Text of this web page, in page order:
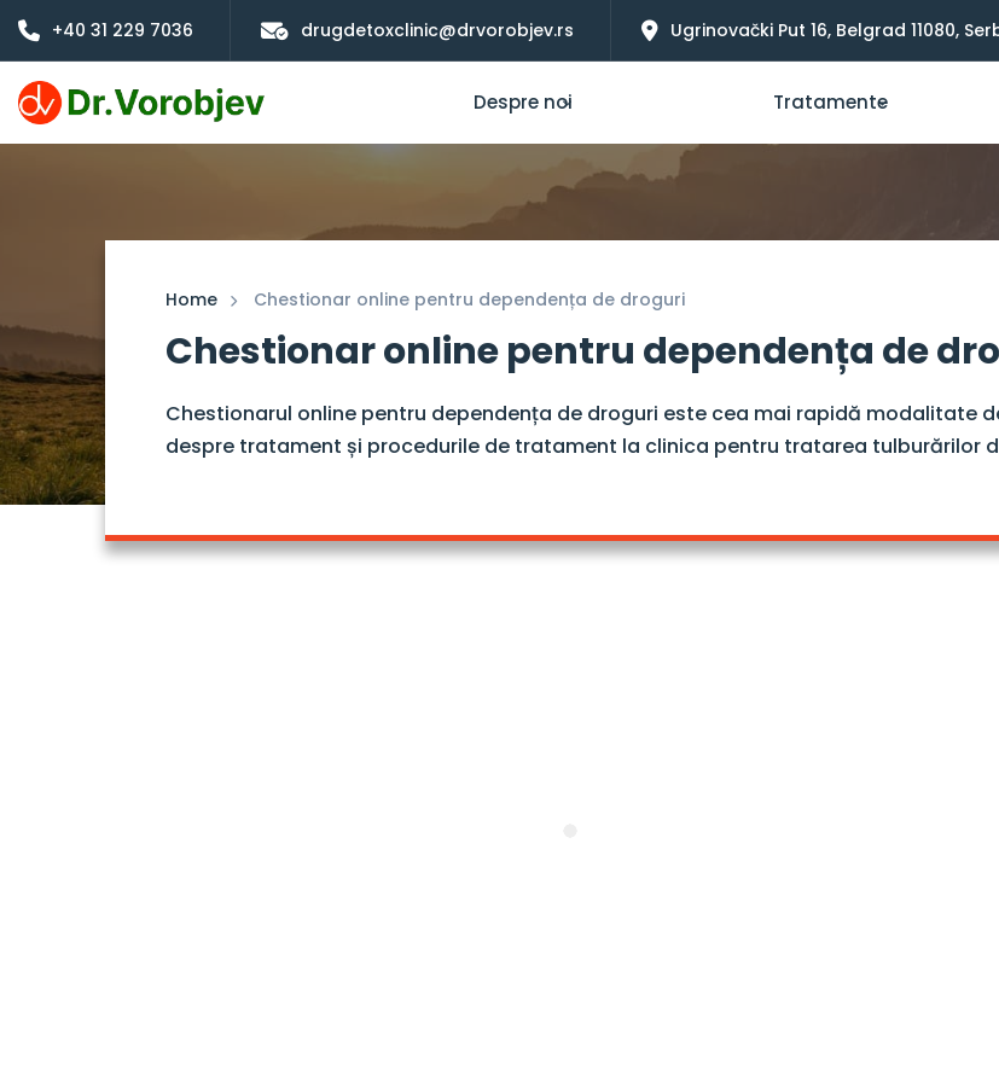
+40 31 229 7036 drugdetoxclinic@drvorobjev.rs Ugrinovački Put 16, Belgrad 11080,
Despre noi Tratamente
Home Chestionar online pentru dependența de droguri
Chestionar online pentru dependența de
Chestionarul online pentru dependența de droguri este cea mai rapidă modalitate
despre tratament și procedurile de tratament la clinica pentru tratarea tulburărilor